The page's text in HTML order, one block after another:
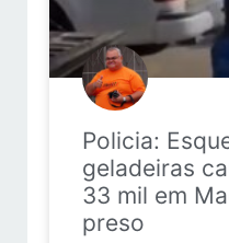
Policia:
geladeiras
33 mil em
preso